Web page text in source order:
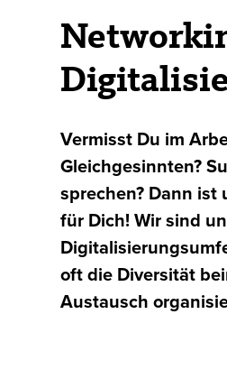
Vermisst Du im
Gleichgesinnten?
sprechen? Dann ist
für Dich! Wir sind
oft die Diversität
Austausch